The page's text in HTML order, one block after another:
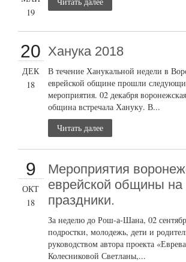
19
20
ДЕК
18
Ханука 2018
В течение Ханукальной недели в
еврейской общине прошли
мероприятия. 02 декабря
община встречала Хануку. В...
Читать далее
9
ОКТ
18
Мероприятия
еврейской общины на
праздники.
За неделю до Рош-а-Шана, 02
подростки, молодежь, дети и
руководством автора проекта
Колесниковой Светланы,...